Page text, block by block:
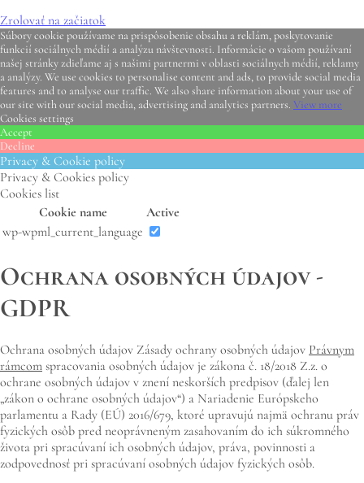
Zrolovať na začiatok
Súbory cookie používame na prispôsobenie obsahu a reklám, poskytovanie
funkcií sociálnych médií a analýzu návštevnosti. Informácie o vašom používaní
našej stránky zdieľame aj s našimi partnermi v oblasti sociálnych médií, reklamy
a analýzy. We use cookies to personalise content and ads, to provide social media
features and to analyse our traffic. We also share information about your use of
our site with our social media, advertising and analytics partners. View more
Cookies settings
Accept
Decline
Privacy & Cookie policy
Privacy & Cookies policy
Cookies list
Cookie name
Active
wp-wpml_current_language
Ochrana osobných údajov -
GDPR
Ochrana osobných údajov Zásady ochrany osobných údajov Právnym
rámcom spracovania osobných údajov je zákona č. 18/2018 Z.z. o
ochrane osobných údajov v znení neskorších predpisov (ďalej len
„zákon o ochrane osobných údajov“) a Nariadenie Európskeho
parlamentu a Rady (EÚ) 2016/679, ktoré upravujú najmä ochranu práv
fyzických osôb pred neoprávneným zasahovaním do ich súkromného
života pri spracúvaní ich osobných údajov, práva, povinnosti a
zodpovednosť pri spracúvaní osobných údajov fyzických osôb.